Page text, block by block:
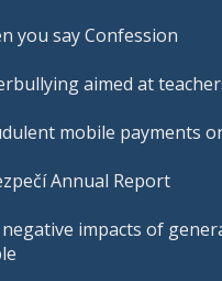
you say Confession
aimed at
mobile payments
Annual Report
impacts of